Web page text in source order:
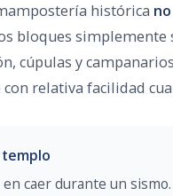
histórica
bloques simplemente
cúpulas y
relativa facilidad
caer durante un